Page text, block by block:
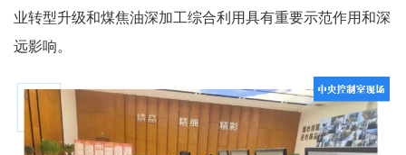
业转型升级和煤焦油深加工综合利用具有重要示范作用和深
远影响。